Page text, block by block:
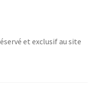
et exclusif au site